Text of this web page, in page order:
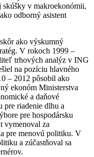
skúšky v makroekonómii,
odborný asistent
ako výskumný
V rokoch 1999 –
trhových analýz v ING
na pozíciu hlavného
– 2012 pôsobil ako
ekonóm Ministerstva
a daňové
pre riadenie dlhu a
pre hospodársku
vymenoval za
pre menovú politiku. V
a zúčastňoval sa